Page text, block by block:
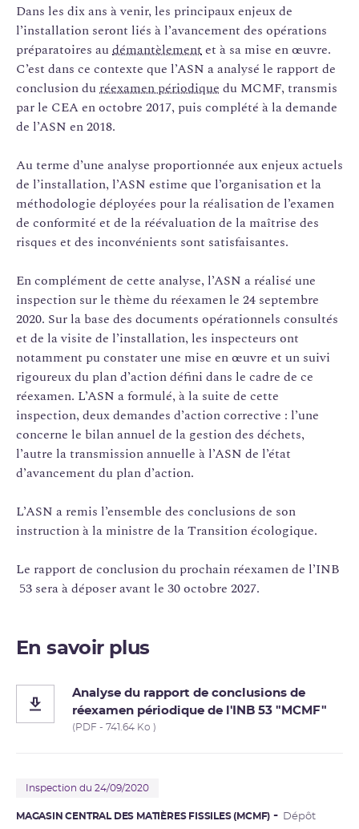
Dans les dix ans à venir, les principaux enjeux de
l’installation seront liés à l’avancement des opérations
préparatoires audémantèlementet à sa mise en œuvre.
C’est dans ce contexte que l’ASN a analysé le rapport de
conclusion duréexamen périodique du MCMF, transmis
par le CEA en octobre 2017, puis complété à la demande
de l’ASN en 2018.
Au terme d’une analyse proportionnée aux enjeux actuels
de l’installation, l’ASN estime que l’organisation et la
méthodologie déployées pour la réalisation de l’examen
de conformité et de la réévaluation de la maîtrise des
risques et des inconvénients sont satisfaisantes.
En complément de cette analyse, l’ASN a réalisé une
inspection sur le thème du réexamen le 24 septembre
2020. Sur la base des documents opérationnels consultés
et de la visite de l’installation, les inspecteurs ont
notamment pu constater une mise en œuvre et un suivi
rigoureux du plan d’action défini dans le cadre de ce
réexamen. L’ASN a formulé, à la suite de cette
inspection, deux demandes d’action corrective : l’une
concerne le bilan annuel de la gestion des déchets,
l’autre la transmission annuelle à l’ASN de l’état
d’avancement du plan d’action.
L’ASN a remis l’ensemble des conclusions de son
instruction à la ministre de la Transition écologique.
Le rapport de conclusion du prochain réexamen de l’INB
53 sera à déposer avant le 30 octobre 2027.
En savoir plus
Analyse du rapport de conclusions de
réexamen périodique de l'INB 53 "MCMF"
(PDF - 741.64 Ko )
Inspection du 24/09/2020
MAGASIN CENTRAL DES MATIÈRES FISSILES (MCMF)
Dépôt